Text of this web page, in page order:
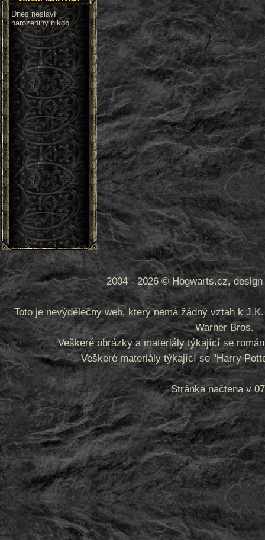
Dnes neslaví
narozeniny nikdo.
2004 - 2026 © Hogwarts.cz,
Toto je nevýdělečný web, který nemá žádný vztah k
Warner Bros.
Veškeré obrázky a materiály týkající se
Veškeré materiály týkající se "Harry
Stránka načtena v